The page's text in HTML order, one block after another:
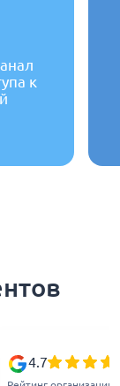
к
4.7